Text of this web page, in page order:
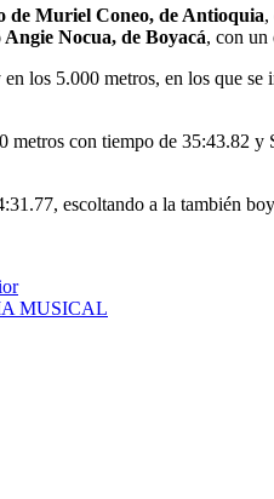
de Muriel Coneo, de Antioquia,
Nocua, de Boyacá, con un
los 5.000 metros, en los que
con tiempo de 35:43.82
escoltando a la también
MUSICAL